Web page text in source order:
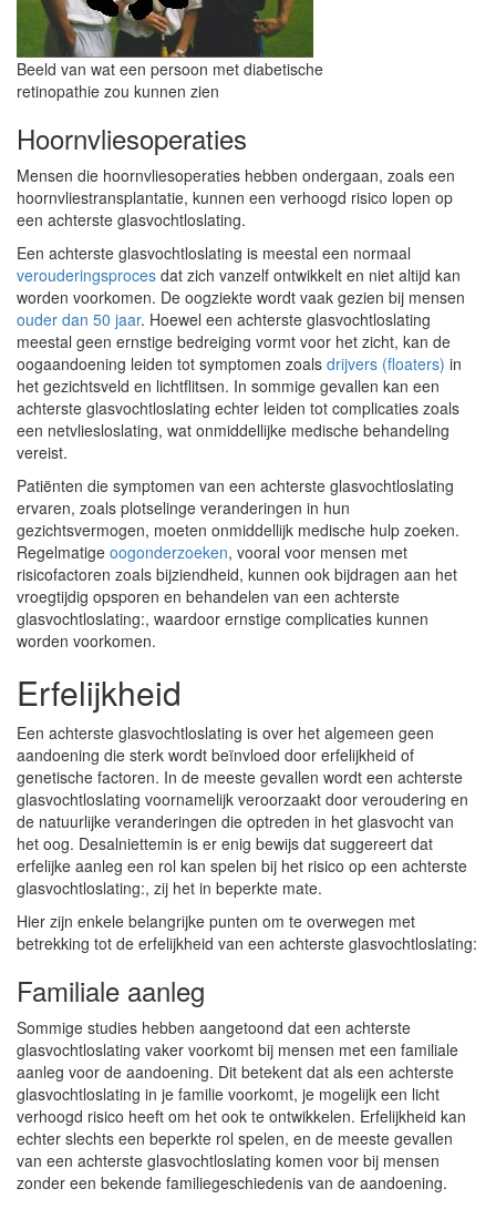
Beeld van wat een persoon met diabetische
retinopathie zou kunnen zien
Hoornvliesoperaties
Mensen die hoornvliesoperaties hebben ondergaan, zoals een
hoornvliestransplantatie, kunnen een verhoogd risico lopen op
een achterste glasvochtloslating.
Een achterste glasvochtloslating is meestal een normaal
verouderingsproces dat zich vanzelf ontwikkelt en niet altijd kan
worden voorkomen. De oogziekte wordt vaak gezien bij mensen
ouder dan 50 jaar. Hoewel een achterste glasvochtloslating
meestal geen ernstige bedreiging vormt voor het zicht, kan de
oogaandoening leiden tot symptomen zoals drijvers (floaters) in
het gezichtsveld en lichtflitsen. In sommige gevallen kan een
achterste glasvochtloslating echter leiden tot complicaties zoals
een netvliesloslating, wat onmiddellijke medische behandeling
vereist.
Patiënten die symptomen van een achterste glasvochtloslating
ervaren, zoals plotselinge veranderingen in hun
gezichtsvermogen, moeten onmiddellijk medische hulp zoeken.
Regelmatige oogonderzoeken, vooral voor mensen met
risicofactoren zoals bijziendheid, kunnen ook bijdragen aan het
vroegtijdig opsporen en behandelen van een achterste
glasvochtloslating:, waardoor ernstige complicaties kunnen
worden voorkomen.
Erfelijkheid
Een achterste glasvochtloslating is over het algemeen geen
aandoening die sterk wordt beïnvloed door erfelijkheid of
genetische factoren. In de meeste gevallen wordt een achterste
glasvochtloslating voornamelijk veroorzaakt door veroudering en
de natuurlijke veranderingen die optreden in het glasvocht van
het oog. Desalniettemin is er enig bewijs dat suggereert dat
erfelijke aanleg een rol kan spelen bij het risico op een achterste
glasvochtloslating:, zij het in beperkte mate.
Hier zijn enkele belangrijke punten om te overwegen met
betrekking tot de erfelijkheid van een achterste glasvochtloslating:
Familiale aanleg
Sommige studies hebben aangetoond dat een achterste
glasvochtloslating vaker voorkomt bij mensen met een familiale
aanleg voor de aandoening. Dit betekent dat als een achterste
glasvochtloslating in je familie voorkomt, je mogelijk een licht
verhoogd risico heeft om het ook te ontwikkelen. Erfelijkheid kan
echter slechts een beperkte rol spelen, en de meeste gevallen
van een achterste glasvochtloslating komen voor bij mensen
zonder een bekende familiegeschiedenis van de aandoening.